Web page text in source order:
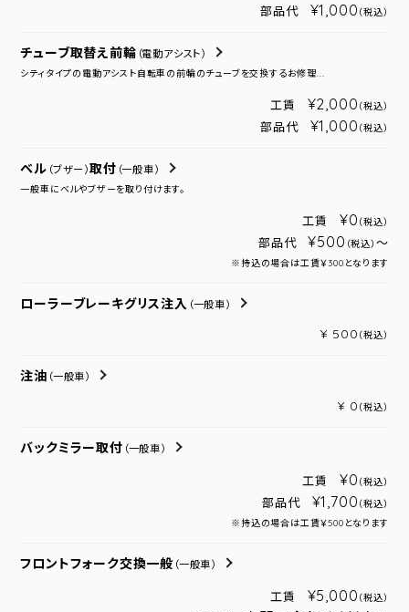
部品代 ¥1,000 （税込）
チューブ取替え前輪 （電動アシスト）
シティタイプの電動アシスト自転車の前輪のチューブを交換するお修理...
工賃 ¥2,000 （税込）
部品代 ¥1,000 （税込）
ベル （ブザー）取付 （一般車）
一般車にベルやブザーを取り付けます。
工賃 ¥0 （税込）
部品代 ¥500 （税込） ～
※持込の場合は工賃￥300となります
ローラーブレーキグリス注入 （一般車）
¥ 500 （税込）
注油 （一般車）
¥ 0 （税込）
バックミラー取付 （一般車）
工賃 ¥0 （税込）
部品代 ¥1,700 （税込）
※持込の場合は工賃￥500となります
フロントフォーク交換一般 （一般車）
工賃 ¥5,000 （税込）